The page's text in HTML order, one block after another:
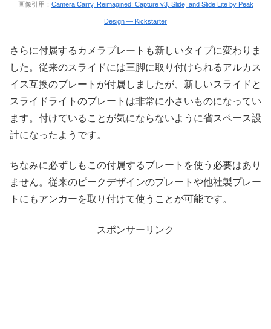
画像引用： Camera Carry, Reimagined: Capture v3, Slide, and Slide Lite by Peak
Design — Kickstarter
さらに付属するカメラプレートも新しいタイプに変わりま
した。従来のスライドには三脚に取り付けられるアルカス
イス互換のプレートが付属しましたが、新しいスライドと
スライドライトのプレートは非常に小さいものになってい
ます。付けていることが気にならないように省スペース設
計になったようです。
ちなみに必ずしもこの付属するプレートを使う必要はあり
ません。従来のピークデザインのプレートや他社製プレー
トにもアンカーを取り付けて使うことが可能です。
スポンサーリンク